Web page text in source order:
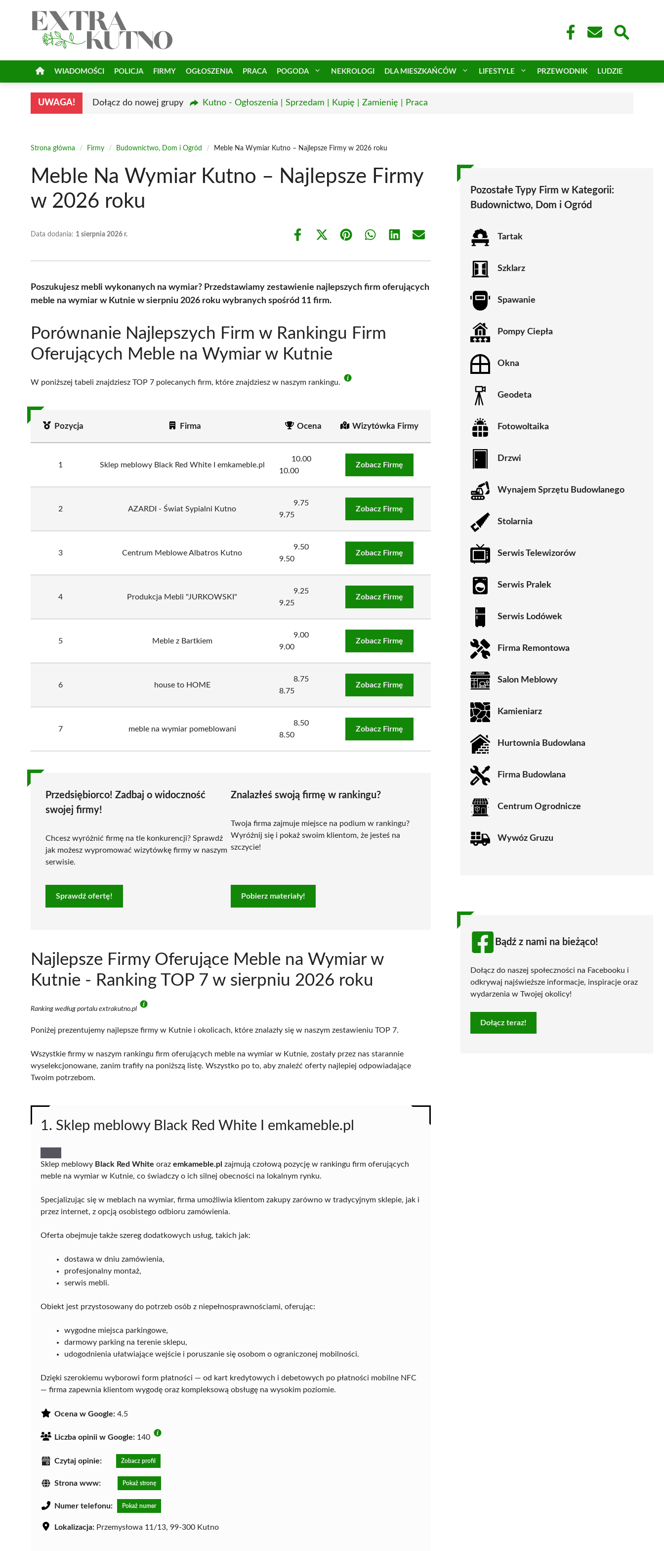
WIADOMOŚCI POLICJA FIRMY OGŁOSZENIA PRACA POGODA NEKROLOGI DLA MIESZKAŃCÓW LIFESTYLE PRZEWODNIK LUDZIE
UWAGA! Dołącz do nowej grupy Kutno - Ogłoszenia | Sprzedam | Kupię | Zamienię | Praca
Strona główna / Firmy / Budownictwo, Dom i Ogród / Meble Na Wymiar Kutno – Najlepsze Firmy w 2026 roku
Meble Na Wymiar Kutno – Najlepsze Firmy
w 2026 roku
Data dodania: 1 sierpnia 2026 r.
Share
Share
(Twitter)
Share Share Share Share
Poszukujesz mebli wykonanych na wymiar? Przedstawiamy zestawienie najlepszych firm oferujących
meble na wymiar w Kutnie w sierpniu 2026 roku wybranych spośród 11 firm.
Porównanie Najlepszych Firm w Rankingu Firm
Oferujących Meble na Wymiar w Kutnie
W poniższej tabeli znajdziesz TOP 7 polecanych firm, które znajdziesz w naszym rankingu.
Pozycja Firma Ocena Wizytówka Firmy
1 Sklep meblowy Black Red White I emkameble.pl
10.00
10.00
Zobacz Firmę
2 AZARDI - Świat Sypialni Kutno
9.75
9.75
Zobacz Firmę
3 Centrum Meblowe Albatros Kutno
9.50
9.50
Zobacz Firmę
4 Produkcja Mebli "JURKOWSKI"
9.25
9.25
Zobacz Firmę
5 Meble z Bartkiem
9.00
9.00
Zobacz Firmę
6 house to HOME
8.75
8.75
Zobacz Firmę
7 meble na wymiar pomeblowani
8.50
8.50
Zobacz Firmę
Przedsiębiorco! Zadbaj o widoczność
swojej firmy!
Chcesz wyróżnić firmę na tle konkurencji? Sprawdź
jak możesz wypromować wizytówkę firmy w naszym
serwisie.
Sprawdź ofertę!
Znalazłeś swoją firmę w rankingu?
Twoja firma zajmuje miejsce na podium w rankingu?
Wyróżnij się i pokaż swoim klientom, że jesteś na
szczycie!
Pobierz materiały!
Najlepsze Firmy Oferujące Meble na Wymiar w
Kutnie - Ranking TOP 7 w sierpniu 2026 roku
Ranking według portalu extrakutno.pl
Poniżej prezentujemy najlepsze firmy w Kutnie i okolicach, które znalazły się w naszym zestawieniu TOP 7.
Wszystkie firmy w naszym rankingu firm oferujących meble na wymiar w Kutnie, zostały przez nas starannie
wyselekcjonowane, zanim trafiły na poniższą listę. Wszystko po to, aby znaleźć oferty najlepiej odpowiadające
Twoim potrzebom.
1. Sklep meblowy Black Red White I emkameble.pl
Sklep meblowy Black Red White oraz emkameble.pl zajmują czołową pozycję w rankingu firm oferujących
meble na wymiar w Kutnie, co świadczy o ich silnej obecności na lokalnym rynku.
Specjalizując się w meblach na wymiar, firma umożliwia klientom zakupy zarówno w tradycyjnym sklepie, jak i
przez internet, z opcją osobistego odbioru zamówienia.
Oferta obejmuje także szereg dodatkowych usług, takich jak:
dostawa w dniu zamówienia,
profesjonalny montaż,
serwis mebli.
Obiekt jest przystosowany do potrzeb osób z niepełnosprawnościami, oferując:
wygodne miejsca parkingowe,
darmowy parking na terenie sklepu,
udogodnienia ułatwiające wejście i poruszanie się osobom o ograniczonej mobilności.
Dzięki szerokiemu wyborowi form płatności — od kart kredytowych i debetowych po płatności mobilne NFC
— firma zapewnia klientom wygodę oraz kompleksową obsługę na wysokim poziomie.
Ocena w Google: 4.5
Liczba opinii w Google: 140
Czytaj opinie: Zobacz profil
Strona www: Pokaż stronę
Numer telefonu: Pokaż numer
Lokalizacja: Przemysłowa 11/13, 99-300 Kutno
Pozostałe Typy Firm w Kategorii:
Budownictwo, Dom i Ogród
Tartak
Szklarz
Spawanie
Pompy Ciepła
Okna
Geodeta
Fotowoltaika
Drzwi
Wynajem Sprzętu Budowlanego
Stolarnia
Serwis Telewizorów
Serwis Pralek
Serwis Lodówek
Firma Remontowa
Salon Meblowy
Kamieniarz
Hurtownia Budowlana
Firma Budowlana
Centrum Ogrodnicze
Wywóz Gruzu
Bądź z nami na bieżąco!
Dołącz do naszej społeczności na Facebooku i
odkrywaj najświeższe informacje, inspiracje oraz
wydarzenia w Twojej okolicy!
Dołącz teraz!